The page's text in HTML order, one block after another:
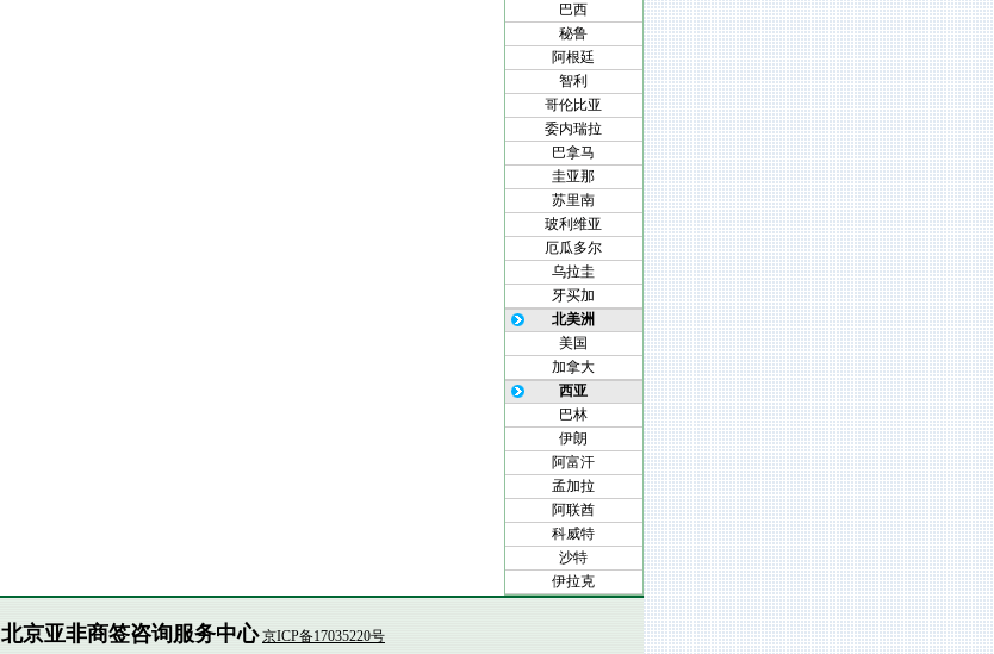
巴西
秘鲁
阿根廷
智利
哥伦比亚
委内瑞拉
巴拿马
圭亚那
苏里南
玻利维亚
厄瓜多尔
乌拉圭
牙买加
北美洲
美国
加拿大
西亚
巴林
伊朗
阿富汗
孟加拉
阿联酋
科威特
沙特
伊拉克
北京亚非商签咨询服务中心 京ICP备17035220号